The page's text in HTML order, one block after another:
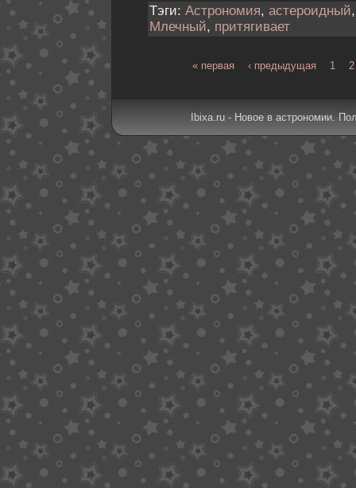
Тэги: Астрономия, астероидный
Млечный, притягивает
« первая ‹ предыдущая 1 2
Ibixa.ru - Новое в астрономии.